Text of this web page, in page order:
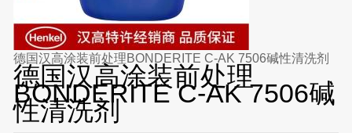
德国汉高涂装前处理BONDERITE C-AK 7506碱性清洗剂
德国汉高涂装前处理
BONDERITE C-AK 7506碱
性清洗剂